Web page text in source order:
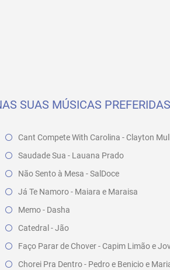
SUAS MÚSICAS
Cant Compete With Carolina - Clayton
Saudade Sua - Lauana Prado
Não Sento à Mesa - SalDoce
Já Te Namoro - Maiara e Maraisa
Memo - Dasha
Catedral - Jão
Faço Parar de Chover - Capim Limão e
Chorei Pra Dentro - Pedro e Benicio e